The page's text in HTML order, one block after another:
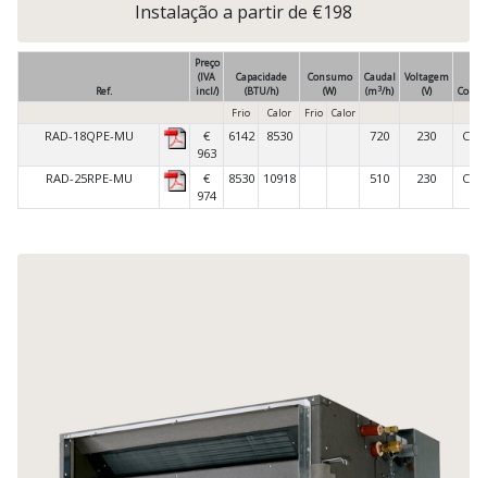
Instalação a partir de €198
Ref.
Preço
(IVA
incl/)
Capacidade
(BTU/h)
Consumo
(W)
Caudal
(m3/h)
Voltagem
(V)
Frio
Calor Frio Calor
RAD-18QPE-MU
€
963
6142 8530 720 230
RAD-25RPE-MU
€
974
8530 10918 510 230